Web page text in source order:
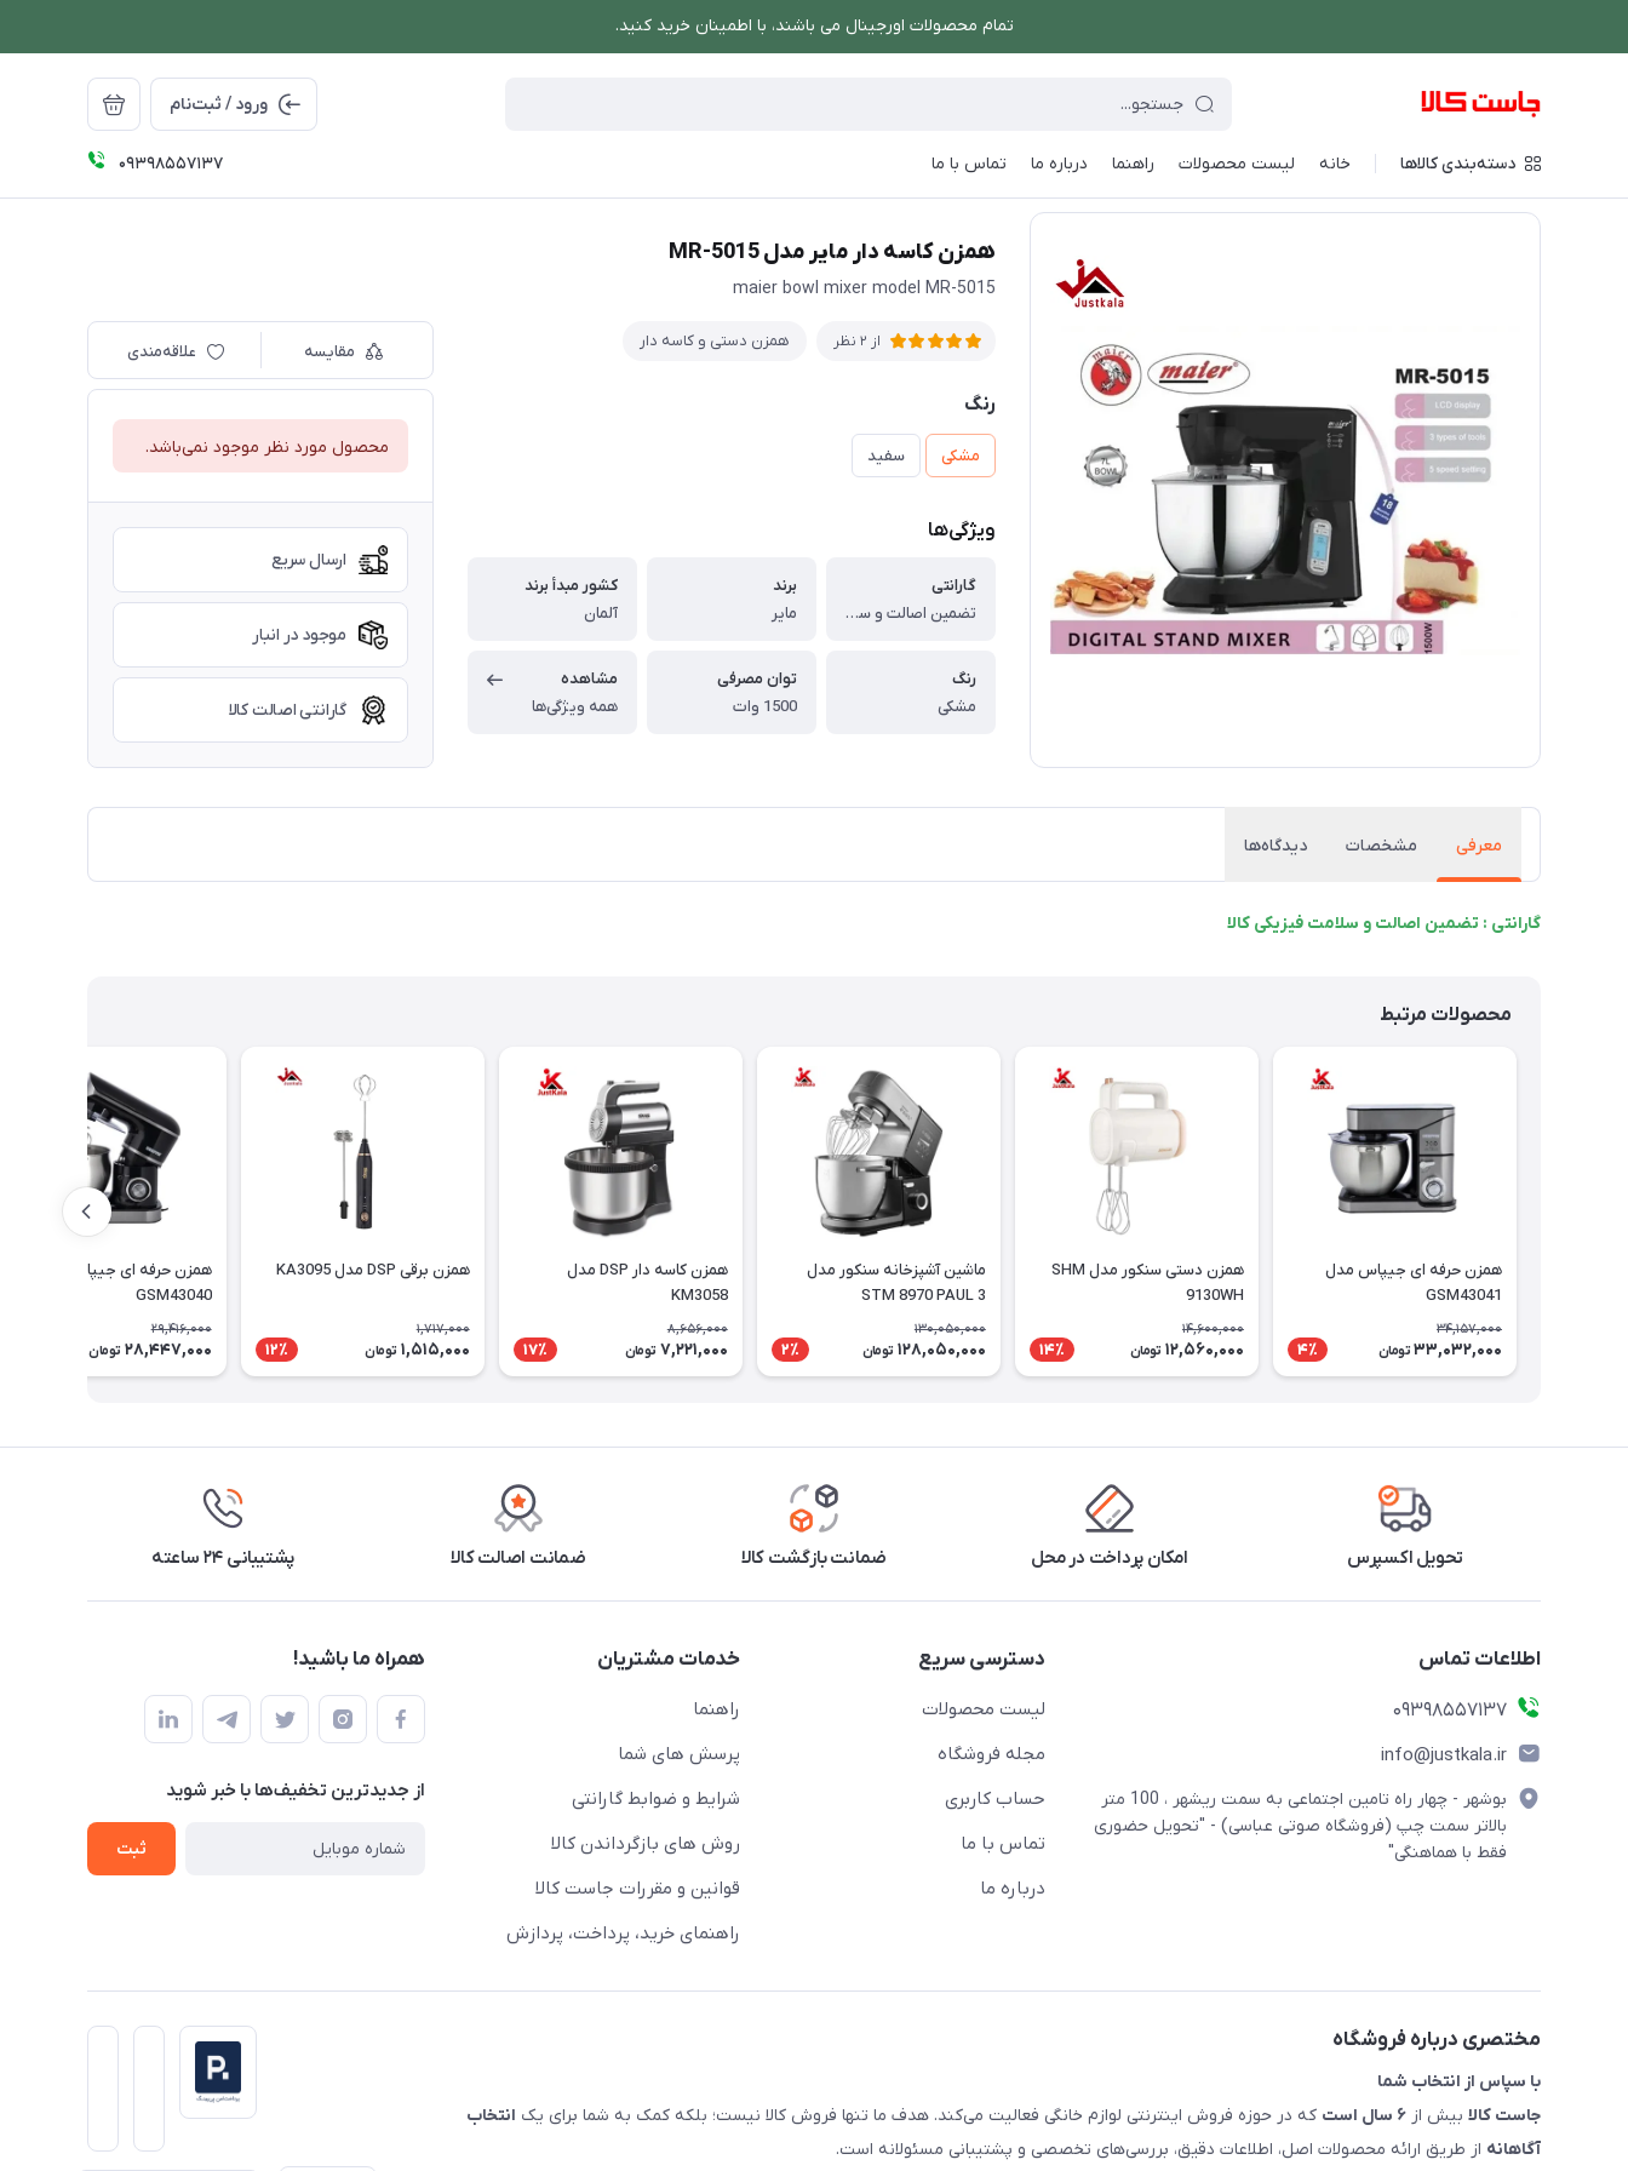
تمام محصولات اورجینال می باشند، با اطمینان خرید کنید.
ورود / ثبت‌نام
دسته‌بندی کالاها خانه لیست محصولات راهنما درباره ما تماس با ما 09398557137
فروشگاه اینترنتی جاست کالا دستگاه های غذاساز همزن دستی و کاسه دار همزن کاسه دار مایر مدل MR-5015
همزن کاسه دار مایر مدل MR-5015
maier bowl mixer model MR-5015
از 2 نظر همزن دستی و کاسه دار
رنگ
مشکی سفید
ویژگی‌ها
گارانتی
تضمین اصالت و سلامت فیزیکی کالا
برند
مایر
کشور مبدأ برند
آلمان
رنگ
مشکی
توان مصرفی
1500 وات
مشاهده
همه ویژگی‌ها
مقایسه علاقه‌مندی
محصول مورد نظر موجود نمی‌باشد.
ارسال سریع
موجود در انبار
گارانتی اصالت کالا
معرفی مشخصات دیدگاه‌ها
گارانتی : تضمین اصالت و سلامت فیزیکی کالا
محصولات مرتبط
همزن حرفه ای جیپاس مدل
GSM43041
34,157,000
33,032,000 تومان 4٪
همزن دستی سنکور مدل SHM
9130WH
14,600,000
12,560,000 تومان 14٪
ماشین آشپزخانه سنکور مدل
STM 8970 PAUL 3
130,050,000
128,050,000 تومان 2٪
همزن کاسه دار DSP مدل
KM3058
8,656,000
7,221,000 تومان 17٪
همزن برقی DSP مدل KA3095
1,717,000
1,515,000 تومان 12٪
همزن حرفه ای جیپاس مدل
GSM43040
29,416,000
28,447,000 تومان
تحویل اکسپرس امکان پرداخت در محل ضمانت بازگشت کالا ضمانت اصالت کالا پشتیبانی ۲۴ ساعته
اطلاعات تماس
09398557137
info@justkala.ir
بوشهر - چهار راه تامین اجتماعی به سمت ریشهر ، 100 متر
بالاتر سمت چپ (فروشگاه صوتی عباسی) - "تحویل حضوری
فقط با هماهنگی"
دسترسی سریع
لیست محصولات
مجله فروشگاه
حساب کاربری
تماس با ما
درباره ما
خدمات مشتریان
راهنما
پرسش های شما
شرایط و ضوابط گارانتی
روش های بازگرداندن کالا
قوانین و مقررات جاست کالا
راهنمای خرید، پرداخت، پردازش
همراه ما باشید!
از جدید‌ترین تخفیف‌ها با‌ خبر شوید
ثبت
مختصری درباره فروشگاه
با سپاس از انتخاب شما
جاست کالا بیش از ۶ سال است که در حوزه فروش اینترنتی لوازم خانگی فعالیت می‌کند. هدف ما تنها فروش کالا نیست؛ بلکه کمک به شما برای یک انتخاب
آگاهانه از طریق ارائه محصولات اصل، اطلاعات دقیق، بررسی‌های تخصصی و پشتیبانی مسئولانه است.